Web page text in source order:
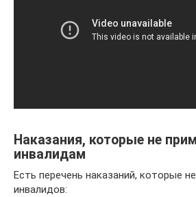
Наказания, которые не
инвалидам
Есть перечень наказаний, которые
инвалидов: